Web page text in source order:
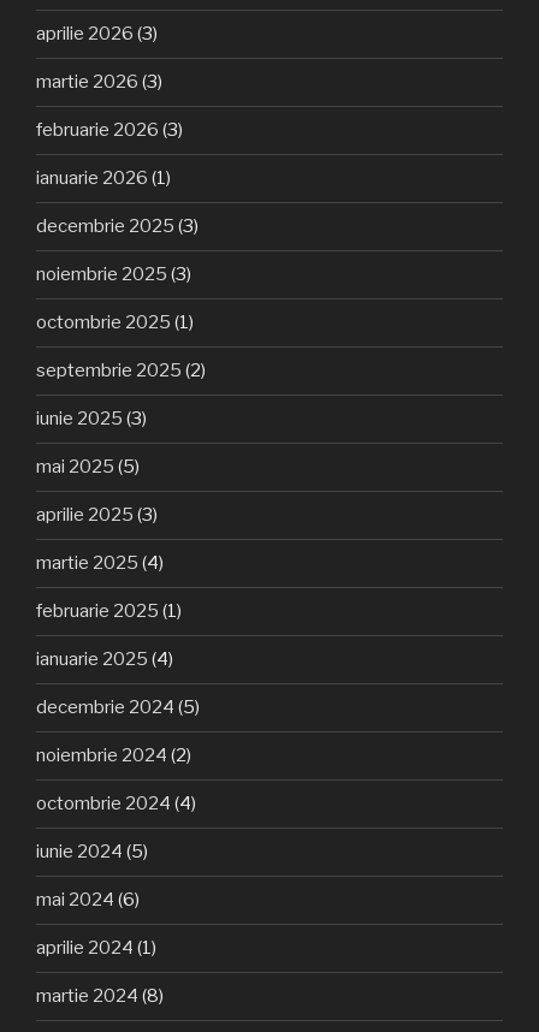
aprilie 2026 (3)
martie 2026 (3)
februarie 2026 (3)
ianuarie 2026 (1)
decembrie 2025 (3)
noiembrie 2025 (3)
octombrie 2025 (1)
septembrie 2025 (2)
iunie 2025 (3)
mai 2025 (5)
aprilie 2025 (3)
martie 2025 (4)
februarie 2025 (1)
ianuarie 2025 (4)
decembrie 2024 (5)
noiembrie 2024 (2)
octombrie 2024 (4)
iunie 2024 (5)
mai 2024 (6)
aprilie 2024 (1)
martie 2024 (8)